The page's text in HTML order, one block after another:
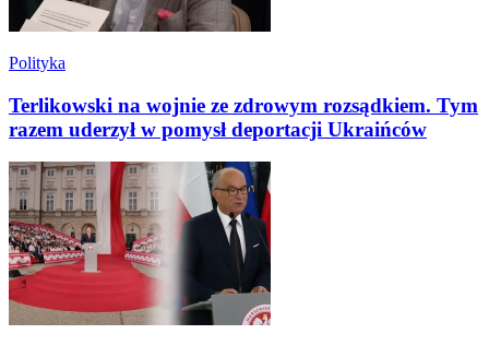
Polityka
Terlikowski na wojnie ze zdrowym rozsądkiem. Tym
razem uderzył w pomysł deportacji Ukraińców